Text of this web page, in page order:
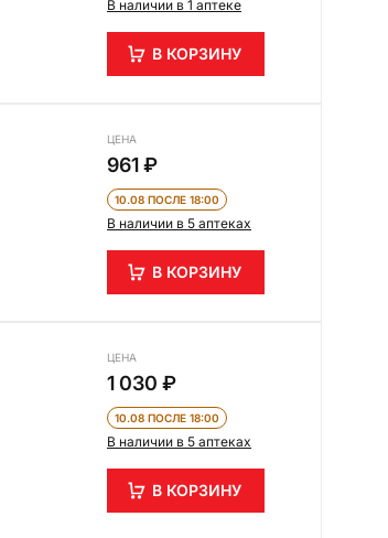
В наличии в 1 аптеке
В КОРЗИНУ
ЦЕНА
961 ₽
10.08 ПОСЛЕ 18:00
В наличии в 5 аптеках
В КОРЗИНУ
ЦЕНА
1 030 ₽
10.08 ПОСЛЕ 18:00
В наличии в 5 аптеках
В КОРЗИНУ